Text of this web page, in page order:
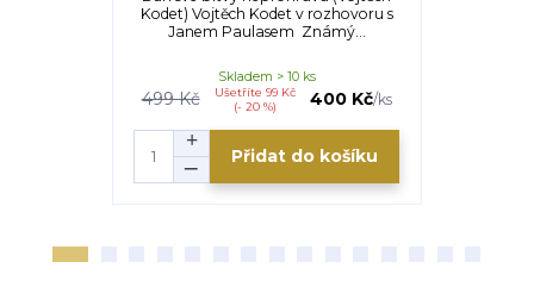
Kodet) Vojtěch Kodet v rozhovoru s
Janem Paulasem Známý...
499 Kč
Ušetříte 99 Kč
(- 20 %)
400 Kč/ks
Skladem > 10 ks
Přidat do košíku